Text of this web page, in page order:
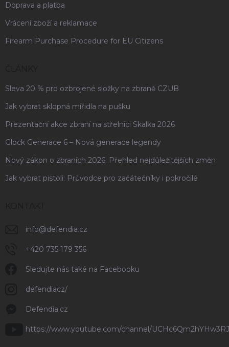
Doprava a platba
Vrácení zboží a reklamace
Firearm Purchase Procedure for EU Citizens
Sleva 20 % pro ozbrojené složky na zbraně CZUB
Jak vybrat sklopná mířidla na pušku
Prezentační akce zbraní na střelnici Skalka 2026
Glock Generace 6 – Nová generace legendy
Nový zákon o zbraních 2026: Přehled nejdůležitějších změn
Jak vybrat pistoli: Průvodce pro začátečníky i pokročilé
info@defendia.cz
+420 735 179 356
Sledujte nás také na Facebooku
defendiacz/
Defendia.cz
https://www.youtube.com/channel/